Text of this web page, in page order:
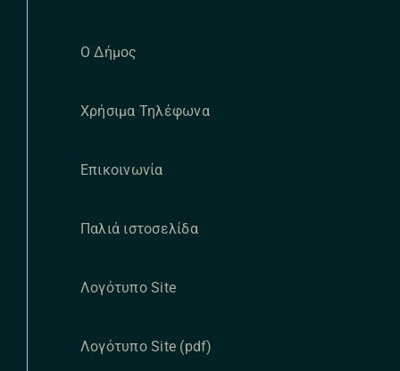
Ο Δήμος
Χρήσιμα Τηλέφωνα
Επικοινωνία
Παλιά ιστοσελίδα
Λογότυπο Site
Λογότυπο Site (pdf)